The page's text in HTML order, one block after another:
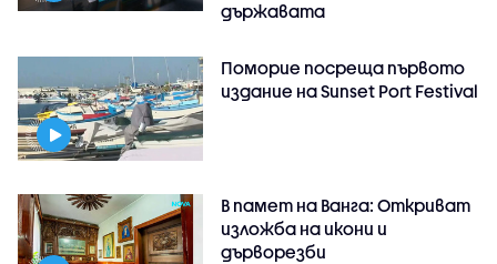
държавата
Поморие посреща първото
издание на Sunset Port Festival
В памет на Ванга: Откриват
изложба на икони и
дърворезби